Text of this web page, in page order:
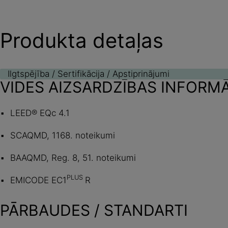
Produkta detaļas
Ilgtspējība / Sertifikācija / Apstiprinājumi
VIDES AIZSARDZĪBAS
LEED® EQc 4.1
SCAQMD, 1168. noteikumi
BAAQMD, Reg. 8, 51. noteikumi
EMICODE EC1 PLUS R
PĀRBAUDES / STANDARTI